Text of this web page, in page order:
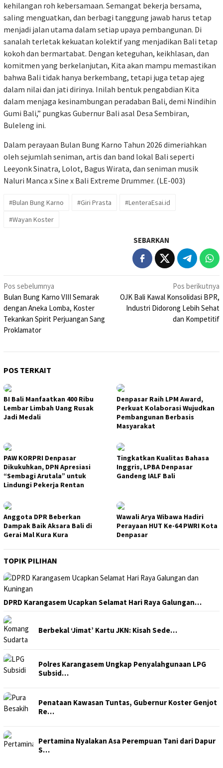
kehilangan roh kebersamaan. Semangat bekerja bersama,
saling menguatkan, dan berbagi tanggung jawab harus tetap
menjadi jalan utama dalam setiap upaya pembangunan. Di
sanalah terletak kekuatan kolektif yang menjadikan Bali tetap
kokoh dan bermartabat. Dengan keteguhan, keikhlasan, dan
komitmen yang berkelanjutan, Kita akan mampu memastikan
bahwa Bali tidak hanya berkembang, tetapi juga tetap ajeg
dalam nilai dan jati dirinya. Inilah bentuk pengabdian Kita
dalam menjaga kesinambungan peradaban Bali, demi Nindihin
Gumi Bali,” pungkas Gubernur Bali asal Desa Sembiran,
Buleleng ini.
Dalam perayaan Bulan Bung Karno Tahun 2026 dimeriahkan
oleh sejumlah seniman, artis dan band lokal Bali seperti
Leeyonk Sinatra, Lolot, Bagus Wirata, dan seniman musik
Naluri Manca x Sine x Bali Extreme Drummer. (LE-003)
#Bulan Bung Karno #Giri Prasta
#LenteraEsai.id
#Wayan Koster
SEBARKAN
Navigasi
pos
Pos sebelumnya
Bulan Bung Karno VIII Semarak
dengan Aneka Lomba, Koster
Tekankan Spirit Perjuangan Sang
Proklamator
Pos berikutnya
OJK Bali Kawal Konsolidasi BPR,
Industri Didorong Lebih Sehat
dan Kompetitif
POS TERKAIT
BI Bali Manfaatkan 400 Ribu
Lembar Limbah Uang Rusak
Jadi Medali
Denpasar Raih LPM Award,
Perkuat Kolaborasi Wujudkan
Pembangunan Berbasis
Masyarakat
PAW KORPRI Denpasar
Dikukuhkan, DPN Apresiasi
“Sembagi Arutala” untuk
Lindungi Pekerja Rentan
Tingkatkan Kualitas Bahasa
Inggris, LPBA Denpasar
Gandeng IALF Bali
Anggota DPR Beberkan
Dampak Baik Aksara Bali di
Gerai Mal Kura Kura
Wawali Arya Wibawa Hadiri
Perayaan HUT Ke-64 PWRI Kota
Denpasar
TOPIK PILIHAN
DPRD Karangasem Ucapkan Selamat Hari Raya Galungan…
Berbekal ‘Jimat’ Kartu JKN: Kisah Sede…
Polres Karangasem Ungkap Penyalahgunaan LPG
Subsid…
Penataan Kawasan Tuntas, Gubernur Koster Genjot
Re…
Pertamina Nyalakan Asa Perempuan Tani dari Dapur
S…